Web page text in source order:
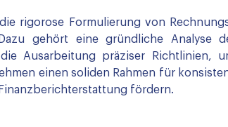
rigorose Formulierung von
gehört eine gründliche Analyse
Ausarbeitung präziser Richtlinien,
einen soliden Rahmen für
fördern.